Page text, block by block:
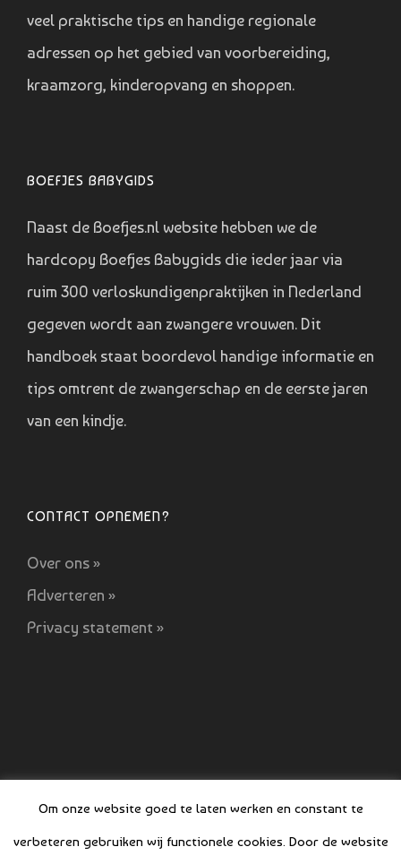
veel praktische tips en handige regionale
adressen op het gebied van voorbereiding,
kraamzorg, kinderopvang en shoppen.
BOEFJES BABYGIDS
Naast de Boefjes.nl website hebben we de
hardcopy Boefjes Babygids die ieder jaar via
ruim 300 verloskundigenpraktijken in Nederland
gegeven wordt aan zwangere vrouwen. Dit
handboek staat boordevol handige informatie en
tips omtrent de zwangerschap en de eerste jaren
van een kindje.
CONTACT OPNEMEN?
Over ons »
Adverteren »
Privacy statement »
Om onze website goed te laten werken en constant te
verbeteren gebruiken wij functionele cookies. Door de website